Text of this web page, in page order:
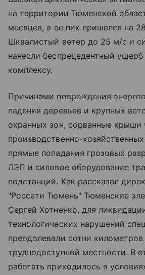
на территории Тюменской
месяцев, а ее пик пришелся на
Шквалистый ветер до 25 м/с и
нанесли беспрецедентный
комплексу.
Причинами повреждения
падения деревьев и крупных
охранных зон, сорванные
производственно-
прямые попадания грозовых
ЛЭП и силовое оборудование
подстанций. Как рассказал
"Россети Тюмень" Тюменские
Сергей Хотненко, для
технологических нарушений
преодолевали сотни километров
труднодоступной местности. В
работать приходилось в